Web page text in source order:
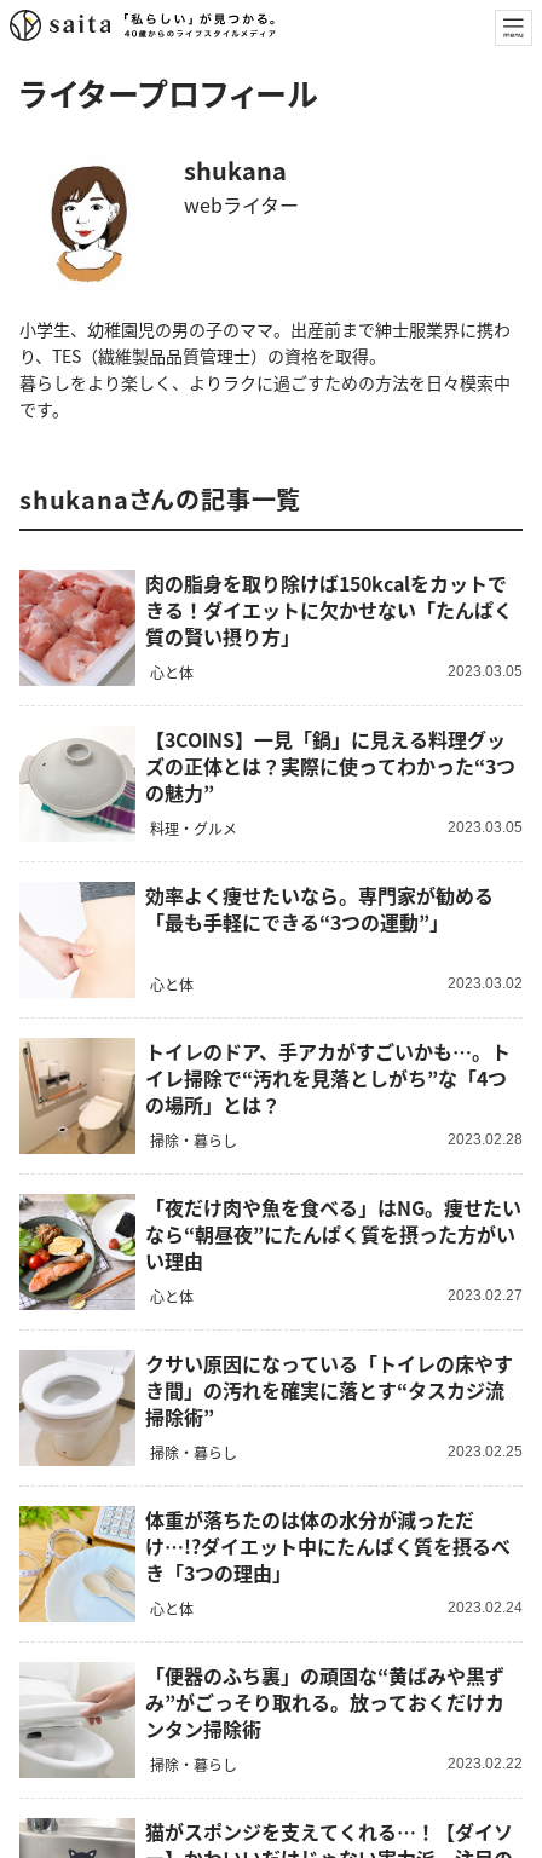
ライタープロフィール
shukana
webライター
小学生、幼稚園児の男の子のママ。出産前まで紳士服業界に携わ
り、TES（繊維製品品質管理士）の資格を取得。
暮らしをより楽しく、よりラクに過ごすための方法を日々模索中
です。
shukanaさんの記事一覧
肉の脂身を取り除けば150kcalをカットで
きる！ダイエットに欠かせない「たんぱく
質の賢い摂り方」
心と体 2023.03.05
【3COINS】一見「鍋」に見える料理グッ
ズの正体とは？実際に使ってわかった“3つ
の魅力”
料理・グルメ 2023.03.05
効率よく痩せたいなら。専門家が勧める
「最も手軽にできる“3つの運動”」
心と体 2023.03.02
トイレのドア、手アカがすごいかも…。ト
イレ掃除で“汚れを見落としがち”な「4つ
の場所」とは？
掃除・暮らし 2023.02.28
「夜だけ肉や魚を食べる」はNG。痩せたい
なら“朝昼夜”にたんぱく質を摂った方がい
い理由
心と体 2023.02.27
クサい原因になっている「トイレの床やす
き間」の汚れを確実に落とす“タスカジ流
掃除術”
掃除・暮らし 2023.02.25
体重が落ちたのは体の水分が減っただ
け…!?ダイエット中にたんぱく質を摂るべ
き「3つの理由」
心と体 2023.02.24
「便器のふち裏」の頑固な“黄ばみや黒ず
み”がごっそり取れる。放っておくだけカ
ンタン掃除術
掃除・暮らし 2023.02.22
猫がスポンジを支えてくれる…！【ダイソ